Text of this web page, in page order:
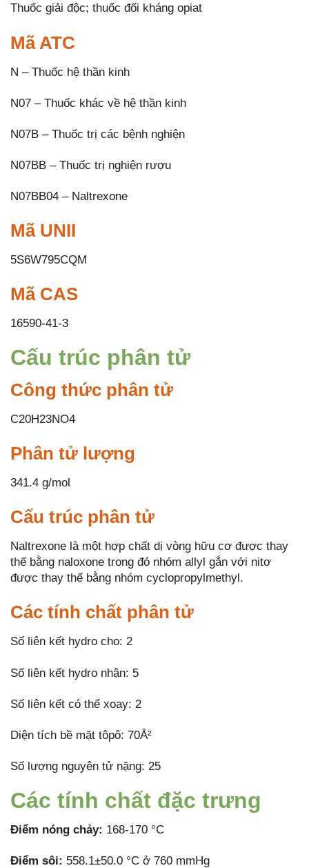
Thuốc giải độc; thuốc đối kháng opiat
Mã ATC
N – Thuốc hệ thần kinh
N07 – Thuốc khác về hệ thần kinh
N07B – Thuốc trị các bệnh nghiện
N07BB – Thuốc trị nghiện rượu
N07BB04 – Naltrexone
Mã UNII
5S6W795CQM
Mã CAS
16590-41-3
Cấu trúc phân tử
Công thức phân tử
C20H23NO4
Phân tử lượng
341.4 g/mol
Cấu trúc phân tử
Naltrexone là một hợp chất dị vòng hữu cơ được thay
thế bằng naloxone trong đó nhóm allyl gắn với nitơ
được thay thế bằng nhóm cyclopropylmethyl.
Các tính chất phân tử
Số liên kết hydro cho: 2
Số liên kết hydro nhận: 5
Số liên kết có thể xoay: 2
Diện tích bề mặt tôpô: 70Å²
Số lượng nguyên tử nặng: 25
Các tính chất đặc trưng
Điểm nóng chảy: 168-170 °C
Điểm sôi: 558.1±50.0 °C ở 760 mmHg